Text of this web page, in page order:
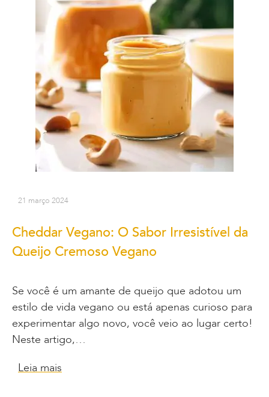
21 março 2024
Cheddar Vegano: O Sabor Irresistível da
Queijo Cremoso Vegano
Se você é um amante de queijo que adotou um
estilo de vida vegano ou está apenas curioso para
experimentar algo novo, você veio ao lugar certo!
Neste artigo,…
Leia mais